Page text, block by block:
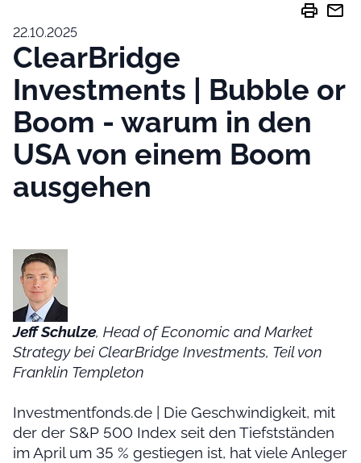
print mail
22.10.2025
ClearBridge
Investments | Bubble or
Boom - warum in den
USA von einem Boom
ausgehen
Jeff Schulze, Head of Economic and Market
Strategy bei ClearBridge Investments, Teil von
Franklin Templeton
Investmentfonds.de | Die Geschwindigkeit, mit
der der S&P 500 Index seit den Tiefstständen
im April um 35 % gestiegen ist, hat viele Anleger